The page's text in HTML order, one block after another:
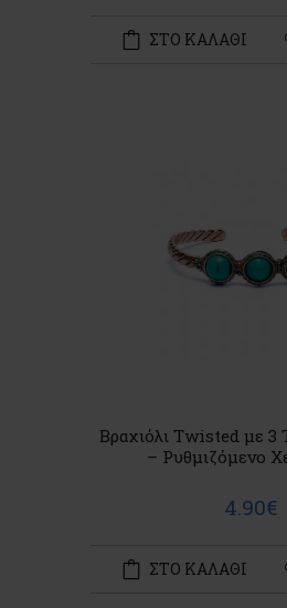
ΣΤΟ ΚΑΛΑΘΙ
Βραχιόλι Twisted με 3
– Ρυθμιζόμενο
4.90€
ΣΤΟ ΚΑΛΑΘΙ